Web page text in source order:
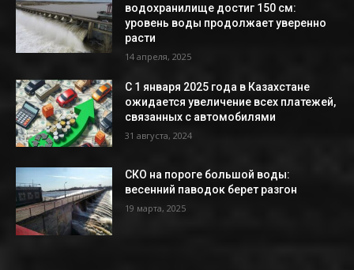
водохранилище достиг 150 см:
уровень воды продолжает уверенно
расти
14 апреля, 2025
С 1 января 2025 года в Казахстане
ожидается увеличение всех платежей,
связанных с автомобилями
31 августа, 2024
СКО на пороге большой воды:
весенний паводок берет разгон
19 марта, 2025